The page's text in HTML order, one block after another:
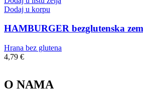
Dodaj u korpu
HAMBURGER bezglutenska
Hrana bez glutena
4,79 €
O NAMA